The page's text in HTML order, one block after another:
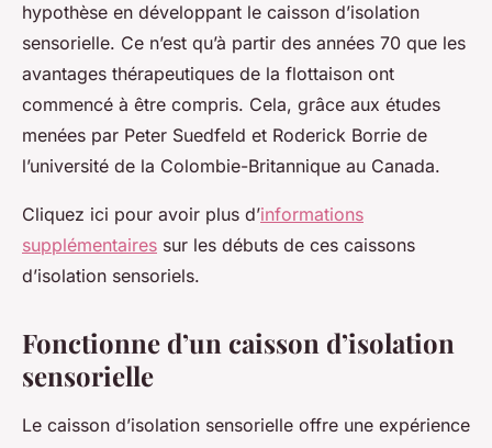
hypothèse en développant le caisson d’isolation
sensorielle. Ce n’est qu’à partir des années 70 que les
avantages thérapeutiques de la flottaison ont
commencé à être compris. Cela, grâce aux études
menées par Peter Suedfeld et Roderick Borrie de
l’université de la Colombie-Britannique au Canada.
Cliquez ici pour avoir plus d’informations
supplémentaires sur les débuts de ces caissons
d’isolation sensoriels.
Fonctionne d’un caisson d’isolation
sensorielle
Le caisson d’isolation sensorielle offre une expérience